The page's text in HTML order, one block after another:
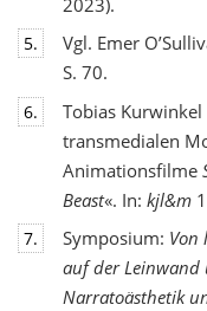
5.
Vgl. Emer
S. 70.
6.
Tobias Kurwinkel
transmedialen
Animationsfilme
Beast«. In: kjl&m
7. Symposium: Von
auf der Leinwand
Narratoästhetik